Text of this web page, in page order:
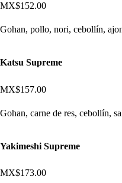
MX$152.00
Gohan, pollo, nori, cebollín,
Katsu Supreme
MX$157.00
Gohan, carne de res, cebollín,
Yakimeshi Supreme
MX$173.00